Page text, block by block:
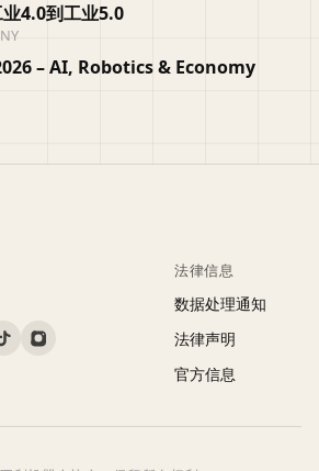
4.0到工业5.0
– AI, Robotics & Economy
法律信息
数据处理通知
法律声明
官方信息